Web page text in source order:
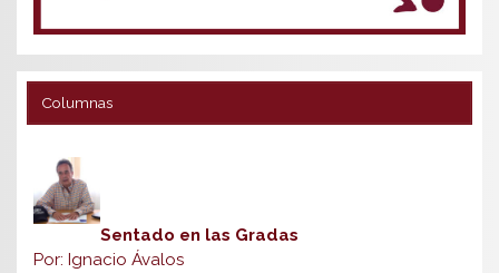
Columnas
Sentado en las Gradas
Por: Ignacio Ávalos